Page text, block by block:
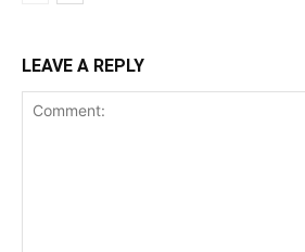
LEAVE A REPLY